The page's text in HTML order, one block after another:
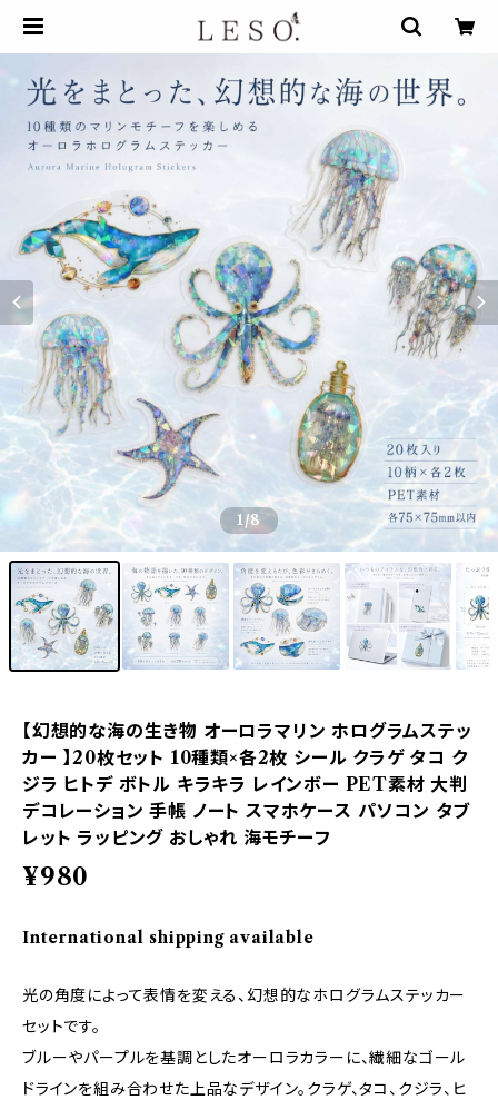
1/8
【幻想的な海の生き物 オーロラマリン ホログラムステッ
カー 】20枚セット 10種類×各2枚 シール クラゲ タコ ク
ジラ ヒトデ ボトル キラキラ レインボー PET素材 大判
デコレーション 手帳 ノート スマホケース パソコン タブ
レット ラッピング おしゃれ 海モチーフ
¥980
International shipping available
光の角度によって表情を変える、幻想的なホログラムステッカー
セットです。
ブルーやパープルを基調としたオーロラカラーに、繊細なゴール
ドラインを組み合わせた上品なデザイン。クラゲ、タコ、クジラ、ヒ